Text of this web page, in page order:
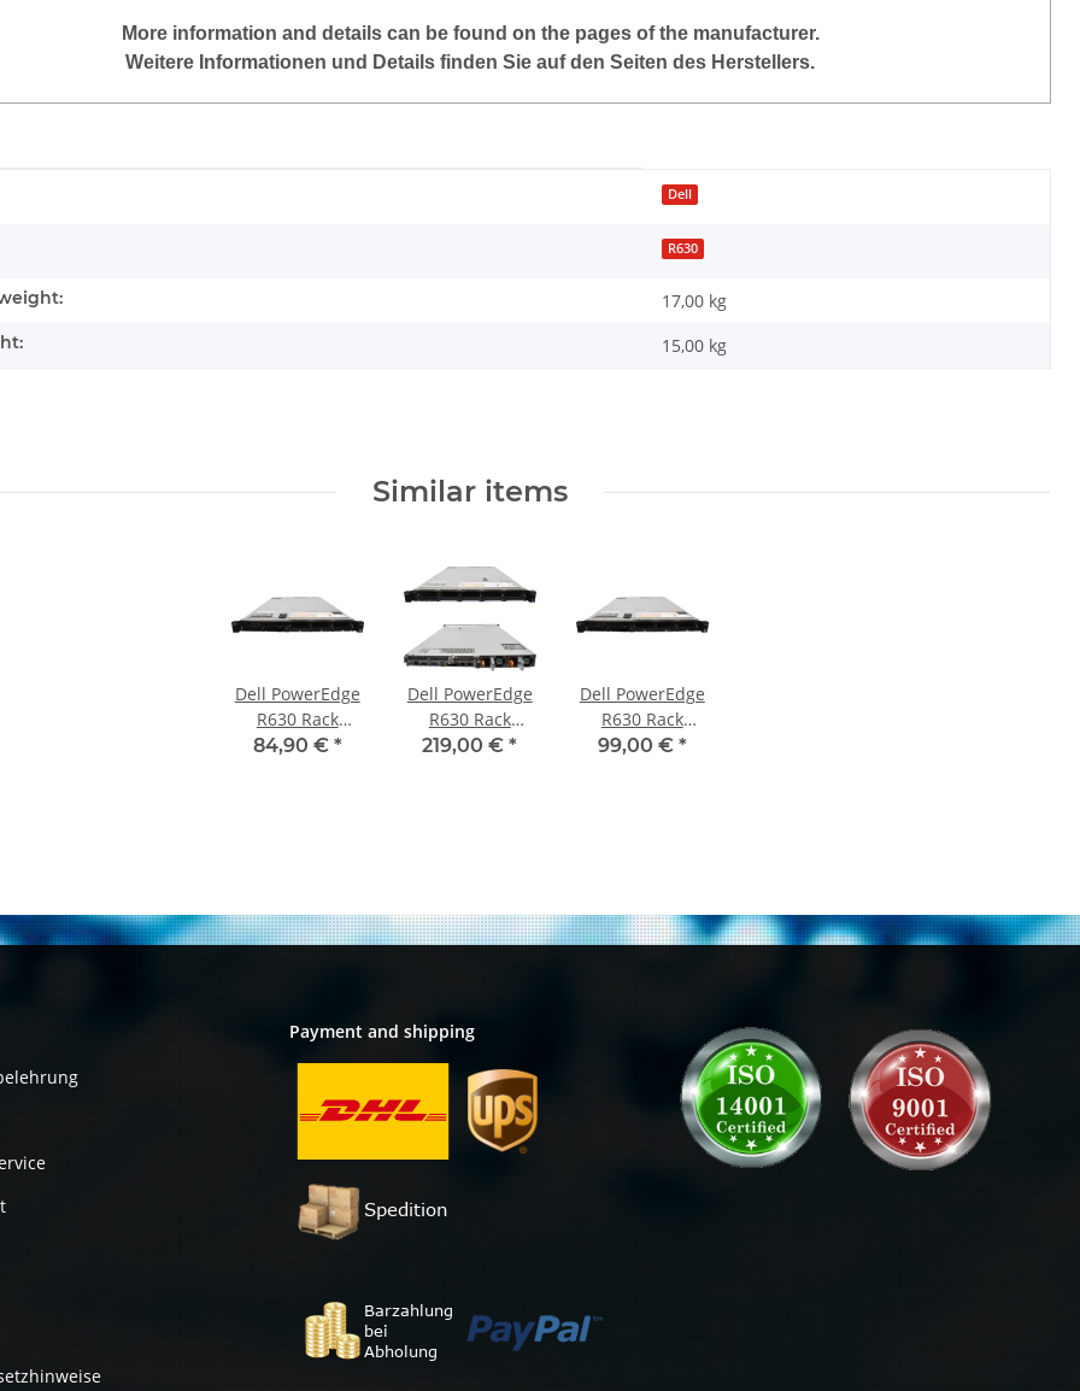
More information and details can be found on the pages of the manufacturer.
Weitere Informationen und Details finden Sie auf den Seiten des Herstellers.
Dell
R630
17,00 kg
15,00 kg
Similar items
Dell PowerEdge
R630 Rack
Server ohne
84,90 € *
Dell PowerEdge
R630 Rack
Server no CPU
219,00 €*
Dell PowerEdge
R630 Rack
Server ohne
99,00 € *
Payment and shipping